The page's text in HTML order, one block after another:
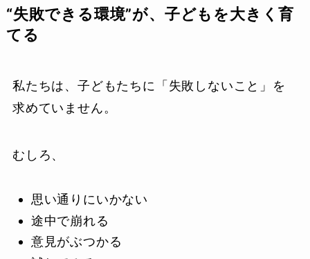
“失敗できる環境”が、子どもを大きく育
てる
私たちは、子どもたちに「失敗しないこと」を
求めていません。
むしろ、
思い通りにいかない
途中で崩れる
意見がぶつかる